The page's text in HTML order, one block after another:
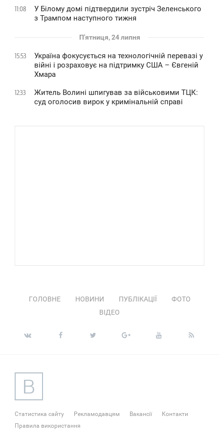
11:08
У Білому домі підтвердили зустріч Зеленського
з Трампом наступного тижня
П'ятниця, 24 липня
15:53
Україна фокусується на технологічній перевазі у
війні і розраховує на підтримку США – Євгеній
Хмара
12:33
Житель Волині шпигував за військовими ТЦК:
суд оголосив вирок у кримінальній справі
ГОЛОВНЕ НОВИНИ ПУБЛІКАЦІЇ
ФОТО
ВІДЕО
Статистика сайту Рекламодавцям Вакансії
Контакти
Правила використання